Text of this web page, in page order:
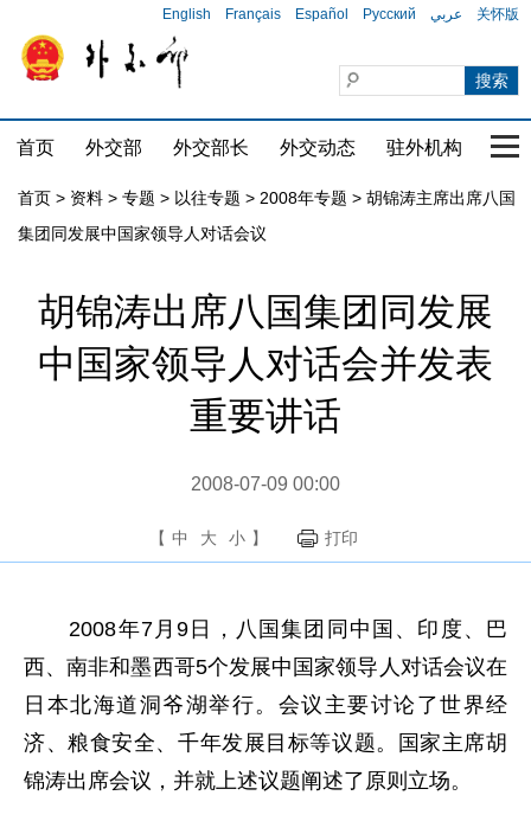
English Français Español Русский عربي 关怀版
首页 外交部 外交部长 外交动态 驻外机构 国
首页 > 资料 > 专题 > 以往专题 > 2008年专题 > 胡锦涛主席出席八国
集团同发展中国家领导人对话会议
胡锦涛出席八国集团同发展
中国家领导人对话会并发表
重要讲话
2008-07-09 00:00
【 中 大 小 】 打印
2008年7月9日，八国集团同中国、印度、巴
西、南非和墨西哥5个发展中国家领导人对话会议在
日本北海道洞爷湖举行。会议主要讨论了世界经
济、粮食安全、千年发展目标等议题。国家主席胡
锦涛出席会议，并就上述议题阐述了原则立场。